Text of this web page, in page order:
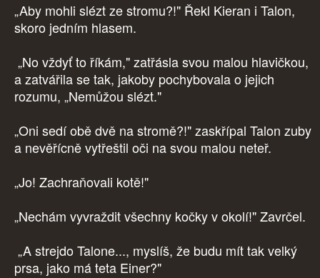
„Aby mohli slézt ze stromu?!" Řekl Kieran i Talon,
skoro jedním hlasem.
„No vždyť to říkám," zatřásla svou malou hlavičkou,
a zatvářila se tak, jakoby pochybovala o jejich
rozumu, „Nemůžou slézt."
„Oni sedí obě dvě na stromě?!" zaskřípal Talon zuby
a nevěřícně vytřeštil oči na svou malou neteř.
„Jo! Zachraňovali kotě!"
„Nechám vyvraždit všechny kočky v okolí!" Zavrčel.
„A strejdo Talone..., myslíš, že budu mít tak velký
prsa, jako má teta Einer?"